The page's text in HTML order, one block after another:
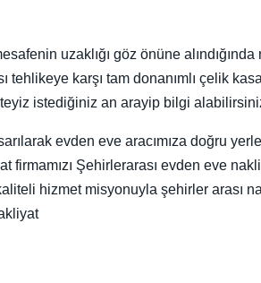
uzaklığı göz önüne
tehlikeye karşı tam donanımlı çelik
istediğiniz an arayip bilgi
evden eve aracımıza doğru
Şehirlerarası evden eve
hizmet misyonuyla şehirler arası